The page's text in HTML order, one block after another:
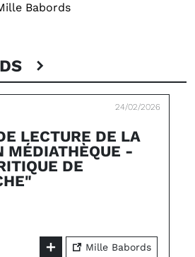
Babords
24/02/2026
LECTURE DE LA
MÉDIATHÈQUE -
DE
Mille Babords